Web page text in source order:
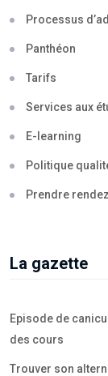
Processus
Panthéon
Tarifs
Services aux
E-learning
Politique
Prendre
La gazette
Episode de
des cours
Trouver son